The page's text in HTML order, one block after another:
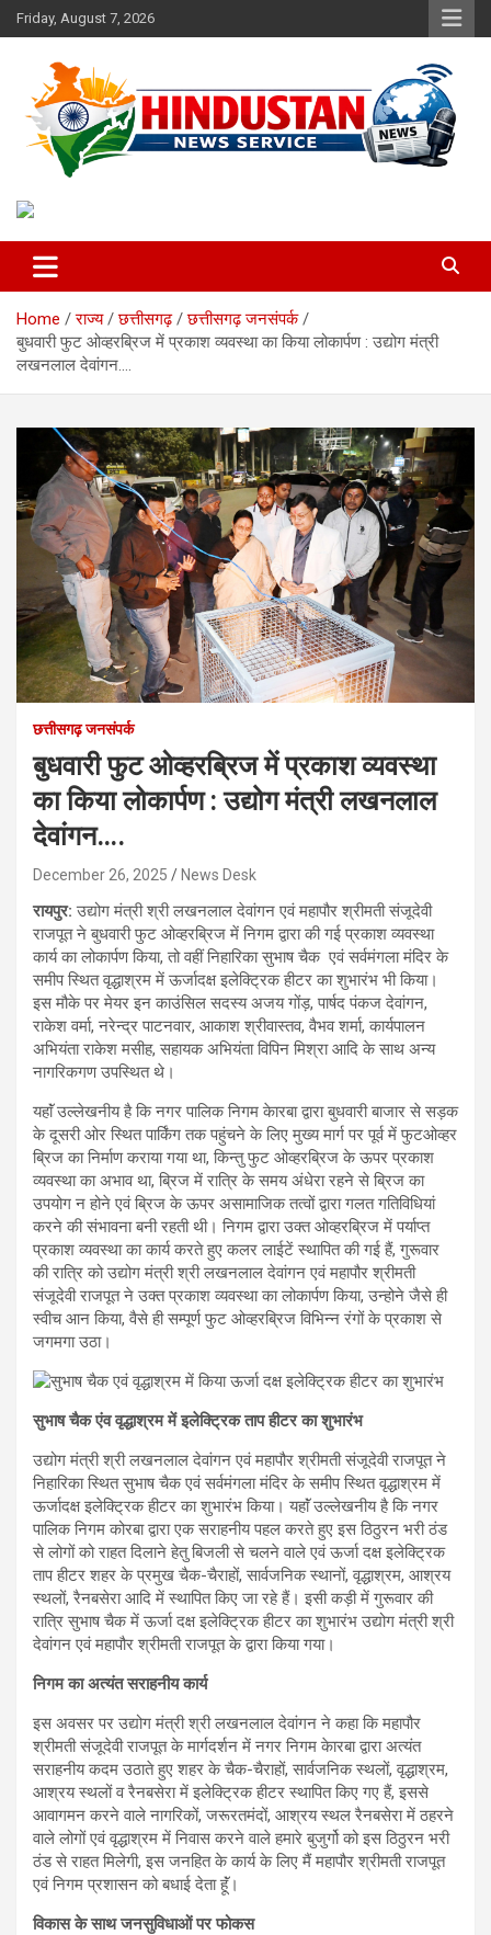
Skip
to
Friday, August 7, 2026
Hindustan News Service
Home राज्य छत्तीसगढ़
छत्तीसगढ़ जनसंपर्क
बुधवारी फुट ओव्हरब्रिज में प्रकाश व्यवस्था का किया लोकार्पण : उद्योग मंत्री
लखनलाल देवांगन….
छत्तीसगढ़ जनसंपर्क
बुधवारी फुट ओव्हरब्रिज में प्रकाश व्यवस्था
का किया लोकार्पण : उद्योग मंत्री लखनलाल
देवांगन….
December 26, 2025 News Desk
रायपुर:उद्योग मंत्री श्री लखनलाल देवांगन एवं महापौर श्रीमती संजूदेवी
राजपूत ने बुधवारी फुट ओव्हरब्रिज में निगम द्वारा की गई प्रकाश व्यवस्था
कार्य का लोकार्पण किया, तो वहीं निहारिका सुभाष चैक एवं सर्वमंगला मंदिर के
समीप स्थित वृद्धाश्रम में ऊर्जादक्ष इलेक्ट्रिक हीटर का शुभारंभ भी किया।
इस मौके पर मेयर इन काउंसिल सदस्य अजय गोंड़, पार्षद पंकज देवांगन,
राकेश वर्मा, नरेन्द्र पाटनवार, आकाश श्रीवास्तव, वैभव शर्मा, कार्यपालन
अभियंता राकेश मसीह, सहायक अभियंता विपिन मिश्रा आदि के साथ अन्य
नागरिकगण उपस्थित थे।
यहाॅं उल्लेखनीय है कि नगर पालिक निगम केारबा द्वारा बुधवारी बाजार से सड़क
के दूसरी ओर स्थित पार्किंग तक पहुंचने के लिए मुख्य मार्ग पर पूर्व में फुटओव्हर
ब्रिज का निर्माण कराया गया था, किन्तु फुट ओव्हरब्रिज के ऊपर प्रकाश
व्यवस्था का अभाव था, ब्रिज में रात्रि के समय अंधेरा रहने से ब्रिज का
उपयोग न होने एवं ब्रिज के ऊपर असामाजिक तत्वों द्वारा गलत गतिविधियां
करने की संभावना बनी रहती थी। निगम द्वारा उक्त ओव्हरब्रिज में पर्याप्त
प्रकाश व्यवस्था का कार्य करते हुए कलर लाईटें स्थापित की गई हैं, गुरूवार
की रात्रि को उद्योग मंत्री श्री लखनलाल देवांगन एवं महापौर श्रीमती
संजूदेवी राजपूत ने उक्त प्रकाश व्यवस्था का लोकार्पण किया, उन्होने जैसे ही
स्वीच आन किया, वैसे ही सम्पूर्ण फुट ओव्हरब्रिज विभिन्न रंगों के प्रकाश से
जगमगा उठा।
सुभाष चैक एंव वृद्धाश्रम में इलेक्ट्रिक ताप हीटर का शुभारंभ
उद्योग मंत्री श्री लखनलाल देवांगन एवं महापौर श्रीमती संजूदेवी राजपूत ने
निहारिका स्थित सुभाष चैक एवं सर्वमंगला मंदिर के समीप स्थित वृद्धाश्रम में
ऊर्जादक्ष इलेक्ट्रिक हीटर का शुभारंभ किया। यहाॅं उल्लेखनीय है कि नगर
पालिक निगम कोरबा द्वारा एक सराहनीय पहल करते हुए इस ठिठुरन भरी ठंड
से लोगों को राहत दिलाने हेतु बिजली से चलने वाले एवं ऊर्जा दक्ष इलेक्ट्रिक
ताप हीटर शहर के प्रमुख चैक-चैराहों, सार्वजनिक स्थानों, वृद्धाश्रम, आश्रय
स्थलों, रैनबसेरा आदि में स्थापित किए जा रहे हैं। इसी कड़ी में गुरूवार की
रात्रि सुभाष चैक में ऊर्जा दक्ष इलेक्ट्रिक हीटर का शुभारंभ उद्योग मंत्री श्री
देवांगन एवं महापौर श्रीमती राजपूत के द्वारा किया गया।
निगम का अत्यंत सराहनीय कार्य
इस अवसर पर उद्योग मंत्री श्री लखनलाल देवांगन ने कहा कि महापौर
श्रीमती संजूदेवी राजपूत के मार्गदर्शन में नगर निगम केारबा द्वारा अत्यंत
सराहनीय कदम उठाते हुए शहर के चैक-चैराहों, सार्वजनिक स्थलों, वृद्धाश्रम,
आश्रय स्थलों व रैनबसेरा में इलेक्ट्रिक हीटर स्थापित किए गए हैं, इससे
आवागमन करने वाले नागरिकों, जरूरतमंदों, आश्रय स्थल रैनबसेरा में ठहरने
वाले लोगों एवं वृद्धाश्रम में निवास करने वाले हमारे बुजुर्गो को इस ठिठुरन भरी
ठंड से राहत मिलेगी, इस जनहित के कार्य के लिए मैं महापौर श्रीमती राजपूत
एवं निगम प्रशासन को बधाई देता हूॅं।
विकास के साथ जनसुविधाओं पर फोकस